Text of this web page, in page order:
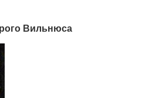
Вильнюса